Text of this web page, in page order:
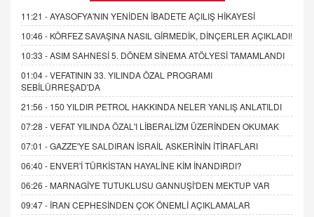
11:21 -AYASOFYA'NIN YENİDEN İBADETE AÇILIŞ HİKAYESİ
10:46 - KÖRFEZ SAVAŞINA NASIL GİRMEDİK, DİNÇERLER AÇIKLADI!
10:33 -ASIM SAHNESİ 5. DÖNEM SİNEMA ATÖLYESİ TAMAMLANDI
01:04 -VEFATININ 33. YILINDA ÖZAL PROGRAMI
SEBİLÜRREŞAD'DA
21:56 - 150 YILDIR PETROL HAKKINDA NELER YANLIŞ ANLATILDI
07:28 -VEFAT YILINDA ÖZAL'I LİBERALİZM ÜZERİNDEN OKUMAK
07:01 -GAZZE'YE SALDIRAN İSRAİL ASKERİNİN İTİRAFLARI
06:40 - ENVER'İ TÜRKİSTAN HAYALİNE KİM İNANDIRDI?
06:26 - MARNAGİYE TUTUKLUSU GANNUŞİ'DEN MEKTUP VAR
09:47 - İRAN CEPHESİNDEN ÇOK ÖNEMLİ AÇIKLAMALAR